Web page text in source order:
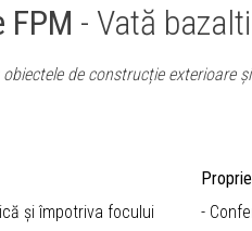
- Vată
de construcție exterioare
și împotriva focului
-